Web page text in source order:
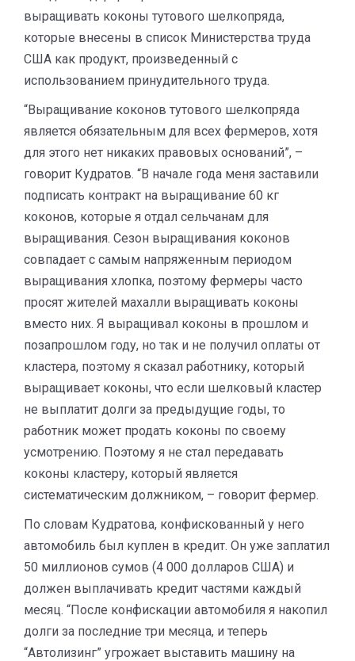
выращивать коконы тутового шелкопряда,
которые внесены в список Министерства труда
США как продукт, произведенный с
использованием принудительного труда.
“Выращивание коконов тутового шелкопряда
является обязательным для всех фермеров, хотя
для этого нет никаких правовых оснований”, –
говорит Кудратов. “В начале года меня заставили
подписать контракт на выращивание 60 кг
коконов, которые я отдал сельчанам для
выращивания. Сезон выращивания коконов
совпадает с самым напряженным периодом
выращивания хлопка, поэтому фермеры часто
просят жителей махалли выращивать коконы
вместо них. Я выращивал коконы в прошлом и
позапрошлом году, но так и не получил оплаты от
кластера, поэтому я сказал работнику, который
выращивает коконы, что если шелковый кластер
не выплатит долги за предыдущие годы, то
работник может продать коконы по своему
усмотрению. Поэтому я не стал передавать
коконы кластеру, который является
систематическим должником, – говорит фермер.
По словам Кудратова, конфискованный у него
автомобиль был куплен в кредит. Он уже заплатил
50 миллионов сумов (4 000 долларов США) и
должен выплачивать кредит частями каждый
месяц. “После конфискации автомобиля я накопил
долги за последние три месяца, и теперь
“Автолизинг” угрожает выставить машину на